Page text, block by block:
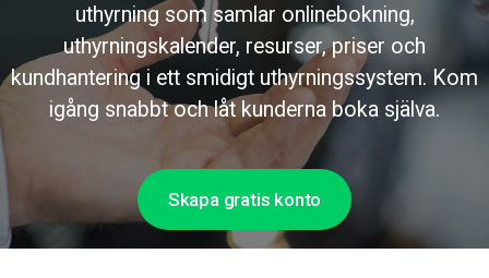
uthyrning som samlar onlinebokning,
uthyrningskalender, resurser, priser och
kundhantering i ett smidigt uthyrningssystem. Kom
igång snabbt och låt kunderna boka själva.
Skapa gratis konto